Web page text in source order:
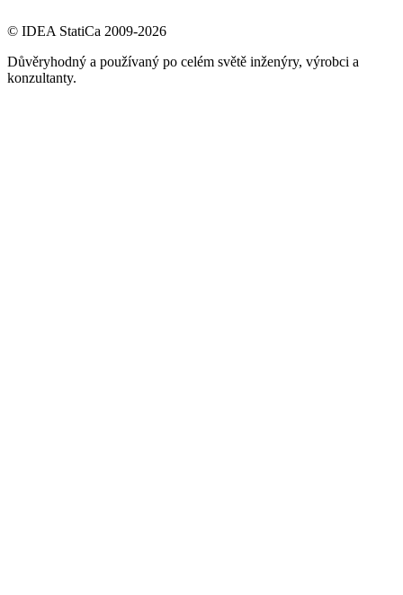
© IDEA StatiCa 2009-2026
Důvěryhodný a používaný po celém světě inženýry, výrobci a
konzultanty.